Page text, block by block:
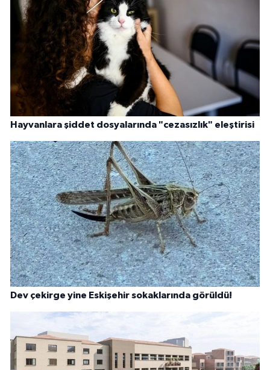
Hayvanlara şiddet dosyalarında "cezasızlık" eleştirisi
Dev çekirge yine Eskişehir sokaklarında görüldü!